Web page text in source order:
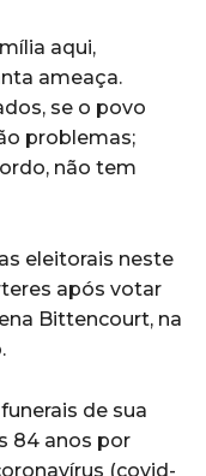
aqui,
ameaça.
se o povo
problemas;
não tem
eleitorais neste
após votar
Bittencourt, na
de sua
84 anos por
(covid-